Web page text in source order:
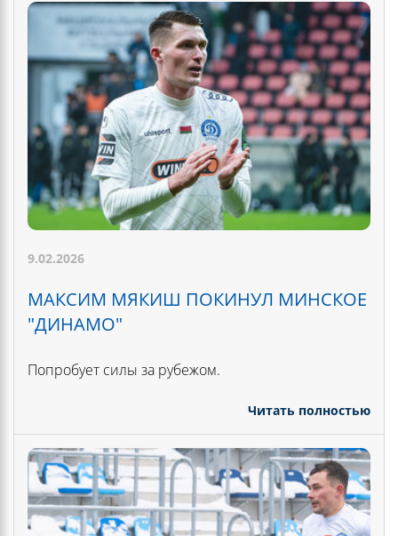
9.02.2026
МАКСИМ МЯКИШ ПОКИНУЛ МИНСКОЕ
"ДИНАМО"
Попробует силы за рубежом.
Читать полностью